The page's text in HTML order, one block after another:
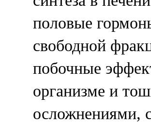
половые
свободной
побочные
организме и
осложнениями,